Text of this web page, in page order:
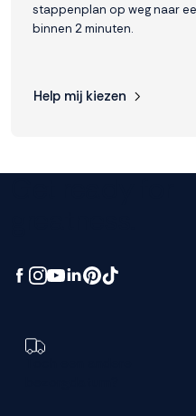
stappenplan op weg naar
binnen 2 minuten.
Help mij kiezen